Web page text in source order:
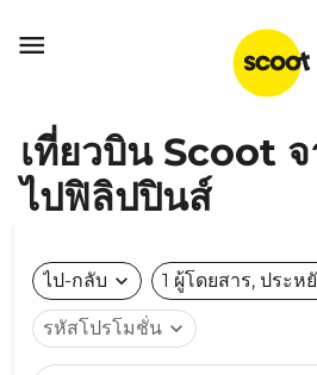

เที่ยวบิน Scoot
ไปฟิลิปปินส์
ไป-กลับ expand_more 1 ผู้โดยสาร, ประห
รหัสโปรโมชั่น expand_more